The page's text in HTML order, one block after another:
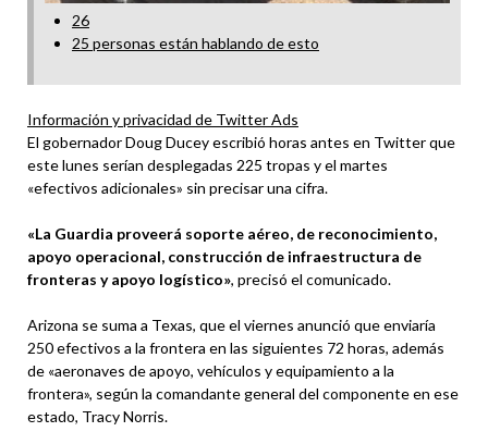
26
25 personas están hablando de esto
Información y privacidad de Twitter Ads
El gobernador Doug Ducey escribió horas antes en Twitter que
este lunes serían desplegadas 225 tropas y el martes
«efectivos adicionales» sin precisar una cifra.
«La Guardia proveerá soporte aéreo, de reconocimiento,
apoyo operacional, construcción de infraestructura de
fronteras y apoyo logístico», precisó el comunicado.
Arizona se suma a Texas, que el viernes anunció que enviaría
250 efectivos a la frontera en las siguientes 72 horas, además
de «aeronaves de apoyo, vehículos y equipamiento a la
frontera», según la comandante general del componente en ese
estado, Tracy Norris.